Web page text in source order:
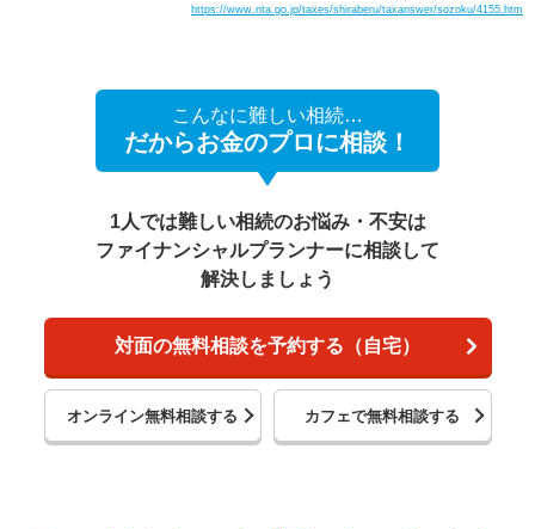
https://www.nta.go.jp/taxes/shiraberu/taxanswer/sozoku/4155.htm
こんなに難しい相続…
だからお金のプロに相談！
1人では難しい相続のお悩み・不安は
ファイナンシャルプランナーに相談して
解決しましょう
対面の無料相談を予約する（自宅）
オンライン無料相談する カフェで無料相談する